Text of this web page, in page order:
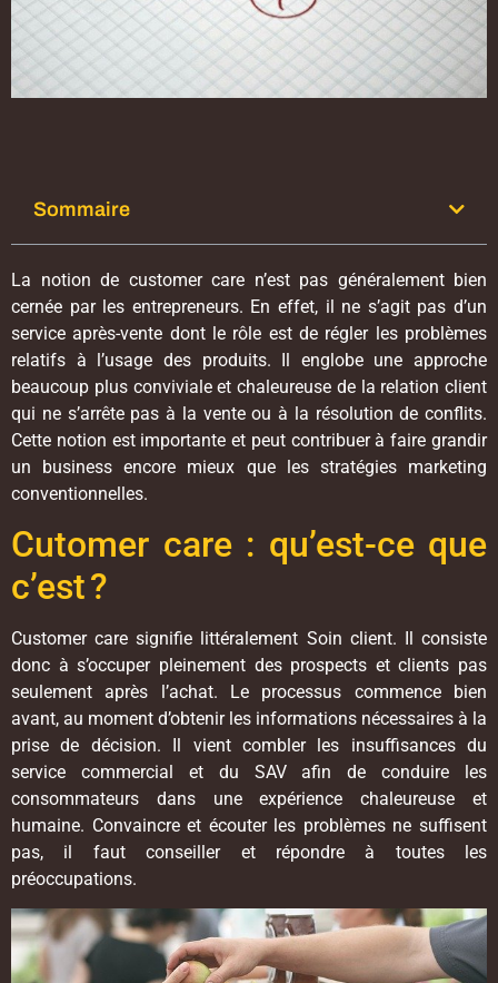
Sommaire
La notion de customer care n’est pas généralement bien
cernée par les entrepreneurs. En effet, il ne s’agit pas d’un
service après-vente dont le rôle est de régler les problèmes
relatifs à l’usage des produits. Il englobe une approche
beaucoup plus conviviale et chaleureuse de la relation client
qui ne s’arrête pas à la vente ou à la résolution de conflits.
Cette notion est importante et peut contribuer à faire grandir
un business encore mieux que les stratégies marketing
conventionnelles.
Cutomer care : qu’est-ce que
c’est ?
Customer care signifie littéralement Soin client. Il consiste
donc à s’occuper pleinement des prospects et clients pas
seulement après l’achat. Le processus commence bien
avant, au moment d’obtenir les informations nécessaires à la
prise de décision. Il vient combler les insuffisances du
service commercial et du SAV afin de conduire les
consommateurs dans une expérience chaleureuse et
humaine. Convaincre et écouter les problèmes ne suffisent
pas, il faut conseiller et répondre à toutes les
préoccupations.